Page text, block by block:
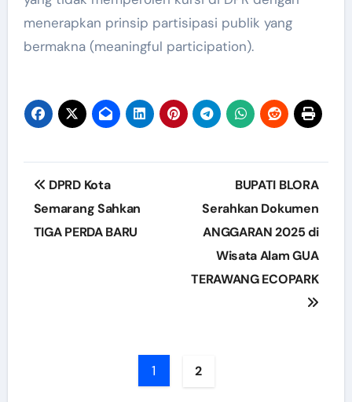
menerapkan prinsip partisipasi publik yang
bermakna (meaningful participation).
Post
navigation
DPRD Kota
Semarang Sahkan
TIGA PERDA BARU
BUPATI BLORA
Serahkan Dokumen
ANGGARAN 2025 di
Wisata Alam GUA
TERAWANG ECOPARK
1 2